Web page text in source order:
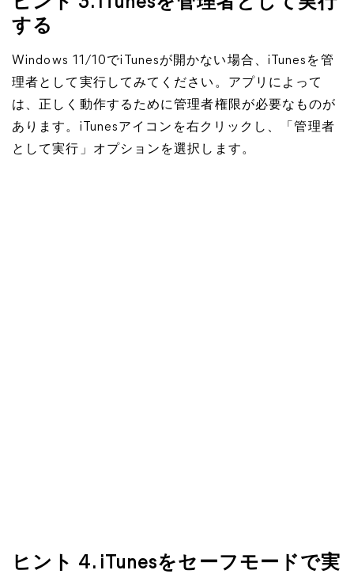
する
Windows 11/10でiTunesが開かない場合、iTunesを管
理者として実行してみてください。アプリによって
は、正しく動作するために管理者権限が必要なものが
あります。iTunesアイコンを右クリックし、「管理者
として実行」オプションを選択します。
ヒント 4. iTunesをセーフモードで実